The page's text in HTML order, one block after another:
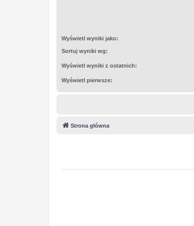
Wyświetl wyniki jako:
Sortuj wyniki wg:
Wyświetl wyniki z ostatnich:
Wyświetl pierwsze:
Strona główna